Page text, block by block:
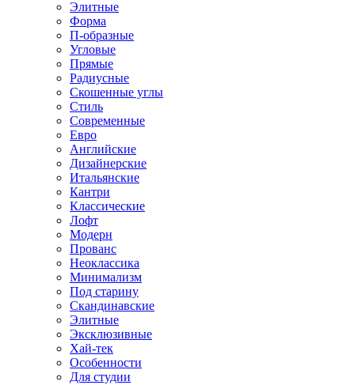
Элитные
Форма
П-образные
Угловые
Прямые
Радиусные
Скошенные углы
Стиль
Современные
Евро
Английские
Дизайнерские
Итальянские
Кантри
Классические
Лофт
Модерн
Прованс
Неоклассика
Минимализм
Под старину
Скандинавские
Элитные
Эксклюзивные
Хай-тек
Особенности
Для студии